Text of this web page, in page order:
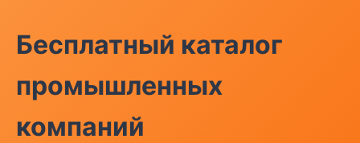
Бесплатный каталог
промышленных
компаний